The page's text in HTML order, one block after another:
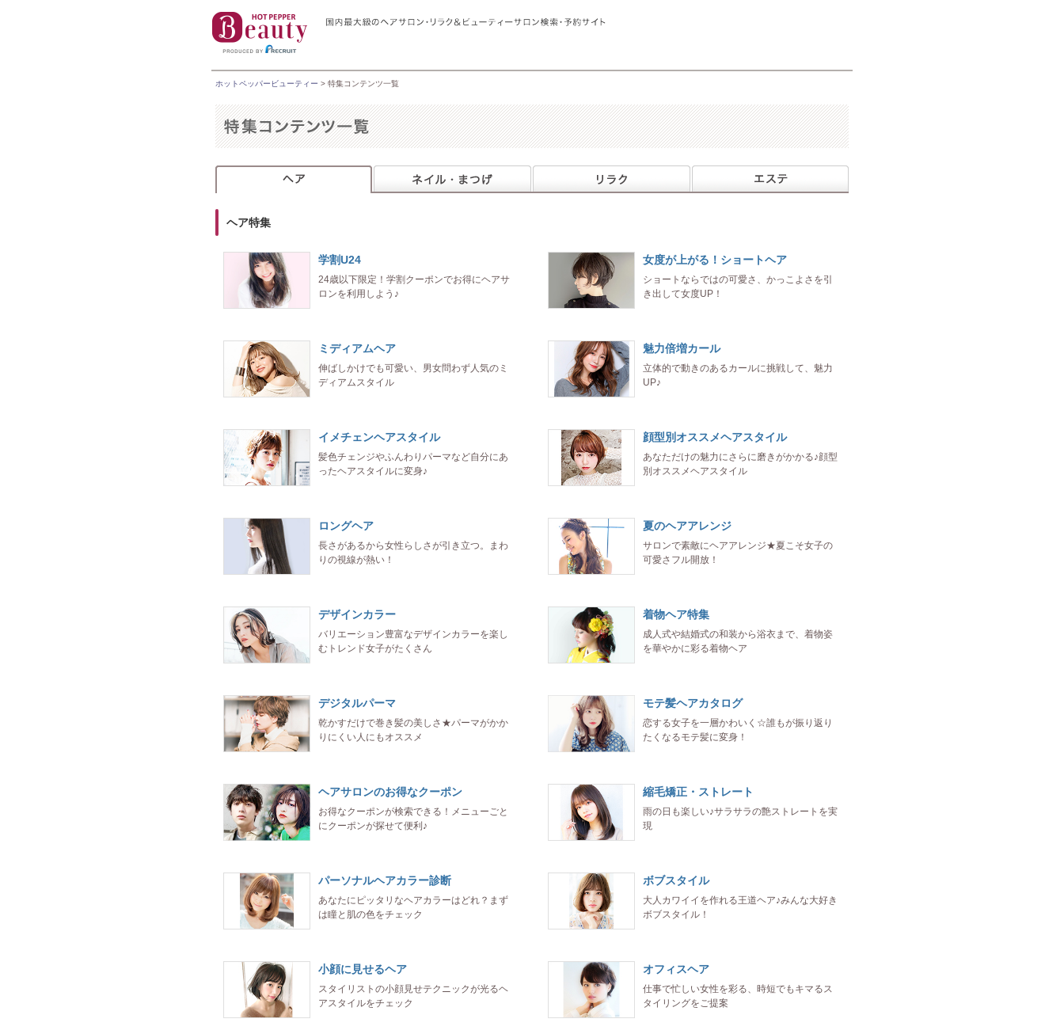
ホットペッパービューティー > 特集コンテンツ一覧
ヘア特集
学割U24
24歳以下限定！学割クーポンでお得にヘアサ
ロンを利用しよう♪
女度が上がる！ショートヘア
ショートならではの可愛さ、かっこよさを引
き出して女度UP！
ミディアムヘア
伸ばしかけでも可愛い、男女問わず人気のミ
ディアムスタイル
魅力倍増カール
立体的で動きのあるカールに挑戦して、魅力
UP♪
イメチェンヘアスタイル
髪色チェンジやふんわりパーマなど自分にあ
ったヘアスタイルに変身♪
顔型別オススメヘアスタイル
あなただけの魅力にさらに磨きがかかる♪顔型
別オススメヘアスタイル
ロングヘア
長さがあるから女性らしさが引き立つ。まわ
りの視線が熱い！
夏のヘアアレンジ
サロンで素敵にヘアアレンジ★夏こそ女子の
可愛さフル開放！
デザインカラー
バリエーション豊富なデザインカラーを楽し
むトレンド女子がたくさん
着物ヘア特集
成人式や結婚式の和装から浴衣まで、着物姿
を華やかに彩る着物ヘア
デジタルパーマ
乾かすだけで巻き髪の美しさ★パーマがかか
りにくい人にもオススメ
モテ髪ヘアカタログ
恋する女子を一層かわいく☆誰もが振り返り
たくなるモテ髪に変身！
ヘアサロンのお得なクーポン
お得なクーポンが検索できる！メニューごと
にクーポンが探せて便利♪
縮毛矯正・ストレート
雨の日も楽しい♪サラサラの艶ストレートを実
現
パーソナルヘアカラー診断
あなたにピッタリなヘアカラーはどれ？まず
は瞳と肌の色をチェック
ボブスタイル
大人カワイイを作れる王道ヘア♪みんな大好き
ボブスタイル！
小顔に見せるヘア
スタイリストの小顔見せテクニックが光るヘ
アスタイルをチェック
オフィスヘア
仕事で忙しい女性を彩る、時短でもキマるス
タイリングをご提案